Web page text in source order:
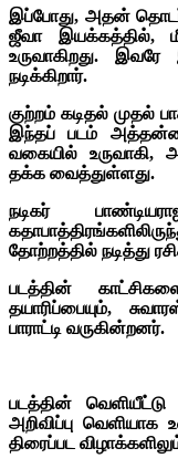
இப்போது, அதன்
ஜீவா இயக்கத்தில்,
உருவாகிறது. இவரே
நடிக்கிறார்.
குற்றம் கடிதல் முதல்
இந்தப் படம்
வகையில்
தக்க வைத்துள்ளது.
நடிகர்
தோற்றத்தில் நடித்து
படத்தின்
தயாரிப்பையும்,
பாராட்டி வருகின்றனர்.
படத்தின் வெளியீட்டு
அறிவிப்பு
திரைப்பட